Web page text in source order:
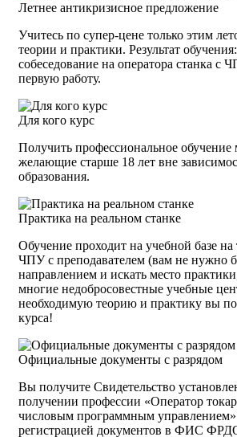
Летнее антикризисное предложение
Учитесь по супер-цене только этим
теории и практики. Результат
собеседование на оператора станка с
первую работу.
Для кого курс
Получить профессиональное обучение
желающие старше 18 лет вне
образования.
Практика на реальном станке
Обучение проходит на учебной базе на
ЧПУ с преподавателем (вам не нужно
направлением и искать место
многие недобросовестные учебные
необходимую теорию и практику вы
курса!
Официальные документы с разрядом
Вы получите Свидетельство
получении профессии «Оператор
числовым программным управлением»
регистрацией документов в ФИС